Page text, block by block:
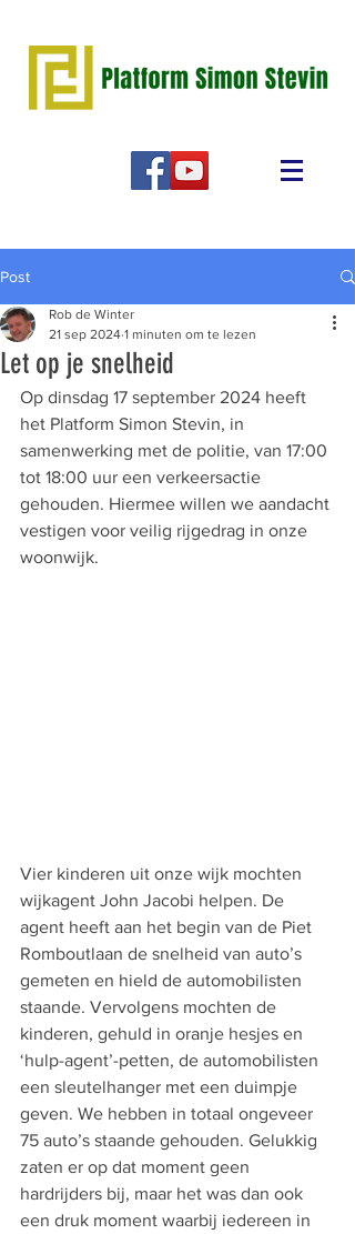
Post
Let op je snelheid
Rob de Winter
21 sep 2024 1 minuten om te lezen
Op dinsdag 17 september 2024 heeft
het Platform Simon Stevin, in
samenwerking met de politie, van 17:00
tot 18:00 uur een verkeersactie
gehouden. Hiermee willen we aandacht
vestigen voor veilig rijgedrag in onze
woonwijk.
Vier kinderen uit onze wijk mochten
wijkagent John Jacobi helpen. De
agent heeft aan het begin van de Piet
Romboutlaan de snelheid van auto’s
gemeten en hield de automobilisten
staande. Vervolgens mochten de
kinderen, gehuld in oranje hesjes en
‘hulp-agent’-petten, de automobilisten
een sleutelhanger met een duimpje
geven. We hebben in totaal ongeveer
75 auto’s staande gehouden. Gelukkig
zaten er op dat moment geen
hardrijders bij, maar het was dan ook
een druk moment waarbij iedereen in